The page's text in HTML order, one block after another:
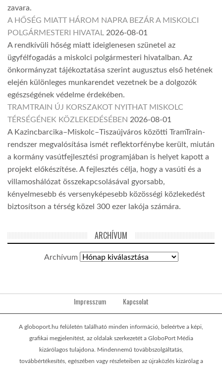
zavara.
A HŐSÉG MIATT HÁROM NAPRA BEZÁR A MISKOLCI
POLGÁRMESTERI HIVATAL 2026-08-01
A rendkívüli hőség miatt ideiglenesen szünetel az
ügyfélfogadás a miskolci polgármesteri hivatalban. Az
önkormányzat tájékoztatása szerint augusztus első hetének
elején különleges munkarendet vezetnek be a dolgozók
egészségének védelme érdekében.
TRAMTRAIN ÚJ KORSZAKOT NYITHAT MISKOLC
TÉRSÉGÉNEK KÖZLEKEDÉSÉBEN 2026-08-01
A Kazincbarcika–Miskolc–Tiszaújváros közötti TramTrain-
rendszer megvalósítása ismét reflektorfénybe került, miután
a kormány vasútfejlesztési programjában is helyet kapott a
projekt előkészítése. A fejlesztés célja, hogy a vasúti és a
villamoshálózat összekapcsolásával gyorsabb,
kényelmesebb és versenyképesebb közösségi közlekedést
biztosítson a térség közel 300 ezer lakója számára.
ARCHÍVUM
Archívum
Impresszum Kapcsolat
A globoport.hu felületén található minden információ, beleértve a képi,
grafikai megjelenítést, az oldalak szerkezetét a GloboPort Média
kizárólagos tulajdona. Mindennemű továbbszolgáltatás,
továbbértékesítés, egészében vagy részleteiben az újraközlés kizárólag a